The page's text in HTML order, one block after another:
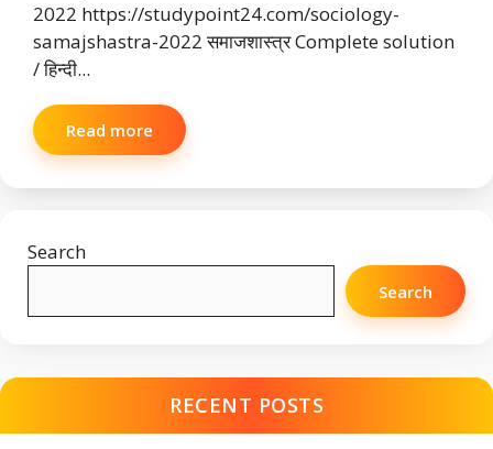
2022 https://studypoint24.com/sociology-
samajshastra-2022 समाजशास्त्र Complete solution
/ हिन्दी...
Read more
Search
Search
RECENT POSTS